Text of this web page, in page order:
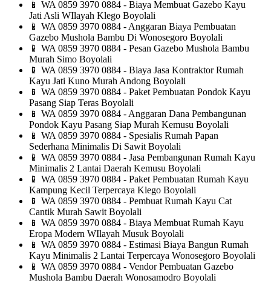
📱 WA 0859 3970 0884 - Biaya Membuat Gazebo Kayu
Jati Asli WIlayah Klego Boyolali
📱 WA 0859 3970 0884 - Anggaran Biaya Pembuatan
Gazebo Mushola Bambu Di Wonosegoro Boyolali
📱 WA 0859 3970 0884 - Pesan Gazebo Mushola Bambu
Murah Simo Boyolali
📱 WA 0859 3970 0884 - Biaya Jasa Kontraktor Rumah
Kayu Jati Kuno Murah Andong Boyolali
📱 WA 0859 3970 0884 - Paket Pembuatan Pondok Kayu
Pasang Siap Teras Boyolali
📱 WA 0859 3970 0884 - Anggaran Dana Pembangunan
Pondok Kayu Pasang Siap Murah Kemusu Boyolali
📱 WA 0859 3970 0884 - Spesialis Rumah Papan
Sederhana Minimalis Di Sawit Boyolali
📱 WA 0859 3970 0884 - Jasa Pembangunan Rumah Kayu
Minimalis 2 Lantai Daerah Kemusu Boyolali
📱 WA 0859 3970 0884 - Paket Pembuatan Rumah Kayu
Kampung Kecil Terpercaya Klego Boyolali
📱 WA 0859 3970 0884 - Pembuat Rumah Kayu Cat
Cantik Murah Sawit Boyolali
📱 WA 0859 3970 0884 - Biaya Membuat Rumah Kayu
Eropa Modern WIlayah Musuk Boyolali
📱 WA 0859 3970 0884 - Estimasi Biaya Bangun Rumah
Kayu Minimalis 2 Lantai Terpercaya Wonosegoro Boyolali
📱 WA 0859 3970 0884 - Vendor Pembuatan Gazebo
Mushola Bambu Daerah Wonosamodro Boyolali